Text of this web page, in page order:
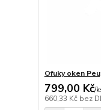
Ofuky oken
799,00 Kč/
660,33 Kč bez